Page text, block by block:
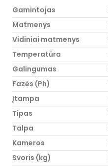
Gamintojas
Matmenys
Vidiniai matmenys
Temperatūra
Galingumas
Fazės (Ph)
Įtampa
Tipas
Talpa
Kameros
Svoris (kg)